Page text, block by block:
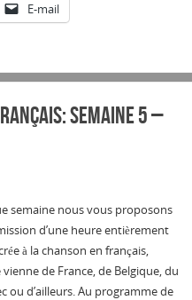
E-mail
Semaine 5 –
semaine nous vous proposons
d’une heure entièrement
à la chanson en français,
vienne de France, de Belgique, du
ou d’ailleurs. Au programme de